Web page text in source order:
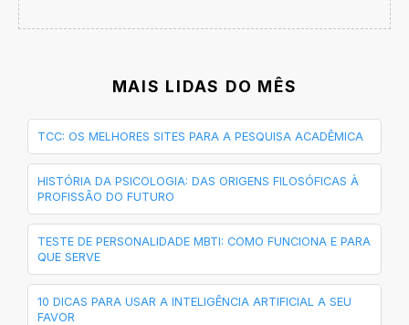
MAIS LIDAS DO MÊS
TCC: OS MELHORES SITES PARA A PESQUISA ACADÊMICA
HISTÓRIA DA PSICOLOGIA: DAS ORIGENS FILOSÓFICAS À
PROFISSÃO DO FUTURO
TESTE DE PERSONALIDADE MBTI: COMO FUNCIONA E PARA
QUE SERVE
10 DICAS PARA USAR A INTELIGÊNCIA ARTIFICIAL A SEU
FAVOR